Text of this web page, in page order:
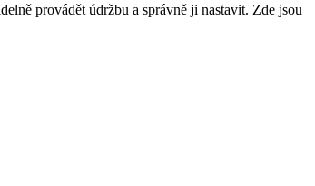
provádět údržbu a správně ji nastavit. Zde jsou